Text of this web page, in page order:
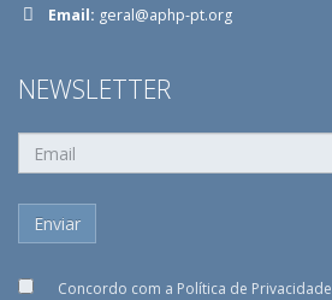
Email: geral@aphp-pt.org
NEWSLETTER
Concordo com a Política de Privacidade